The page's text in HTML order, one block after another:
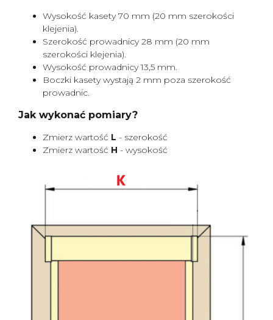
Wysokość kasety 70 mm (20 mm szerokości
klejenia).
Szerokość prowadnicy 28 mm (20 mm
szerokości klejenia).
Wysokość prowadnicy 13,5 mm.
Boczki kasety wystają 2 mm poza szerokość
prowadnic.
Jak wykonać pomiary?
Zmierz wartość L - szerokość
Zmierz wartość H - wysokość